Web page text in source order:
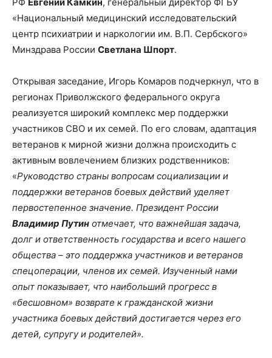
«Национальный медицинский исследовательский
центр психиатрии и наркологии им. В.П. Сербского»
Минздрава России Светлана Шпорт.
Открывая заседание, Игорь Комаров подчеркнул, что в
регионах Приволжского федерального округа
реализуется широкий комплекс мер поддержки
участников СВО и их семей. По его словам, адаптация
ветеранов к мирной жизни должна происходить с
активным вовлечением близких родственников:
«Руководство страны вопросам социализации и
поддержки ветеранов боевых действий уделяет
первостепенное значение. Президент России
Владимир Путин отмечает, что важнейшая задача,
долг и ответственность государства и всего нашего
общества – это поддержка участников и ветеранов
спецоперации, членов их семей. Изученный нами
опыт показывает, что наибольший прогресс в
«бесшовном» возврате к гражданской жизни
участника боевых действий достигается через его
детей, супругу и родителей».